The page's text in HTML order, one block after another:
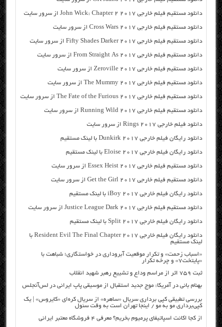
دانلود مستقیم فیلم خارجی John Wick: Chapter 2 2017 از سرور سایت
دانلود مستقیم فیلم خارجی Cross Wars 2017 از سرور سایت
دانلود مستقیم فیلم خارجی Fifty Shades Darker 2017 از سرور سایت
دانلود مستقیم فیلم خارجی From Straight As 2017 از سرور سایت
دانلود مستقیم فیلم خارجی Zeroville 2017 از سرور سایت
دانلود مستقیم فیلم خارجی The Mummy 2017 از سرور سایت
دانلود مستقیم فیلم خارجی The Fate of the Furious 2017 از سرور سایت
دانلود مستقیم فیلم خارجی Running Wild 2017 از سرور سایت
دانلود فیلم خارجی Rings 2017 از سرور سایت
دانلود رایگان فیلم خارجی Dunkirk 2017 با لینک مستقیم
دانلود رایگان فیلم خارجی Eloise 2017 با لینک مستقیم
دانلود مستقیم فیلم خارجی Essex Heist 2017 از سرور سایت
دانلود مستقیم فیلم خارجی Get the Girl 2017 از سرور سایت
دانلود رایگان فیلم خارجی iBoy 2017 با لینک مستقیم
دانلود مستقیم فیلم خارجی Justice League Dark 2017 از سرور سایت
دانلود رایگان فیلم خارجی Split 2017 با لینک مستقیم
دانلود رایگان فیلم خارجی Resident Evil The Final Chapter 2017 با
لینک مستقیم
«اسباب زحمت» و تکرار موقعیت آبروداری در خواستگاری؛ شباهت با
«پایتخت۷» و چرخه تکرار
ثبت ۷۵۹ اثر از مراسم وداع و تشییع رهبر شهید انقلاب
بهنام بانی در آمریکا: موج جدید استقبال از موسیقی پاپ ایرانی در لس‌آنجلس
بررسی تطبیقی کپی برداری سریال «ساهره» از سریال کره‌ای «کایروس» | یک
کپی‌برداری مو به مو / اینجا تهران است به وقت سئول
از کجا اکانت اسپاتیفای پرمیوم بخریم؟ معرفی ۴ فروشگاه معتبر ایرانی